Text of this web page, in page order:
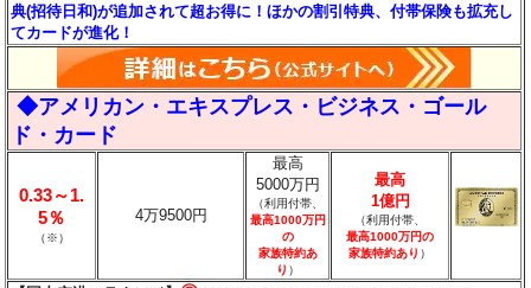
典(招待日和)が追加されて超お得に！ほかの割引特典、付帯保険も拡充し
てカードが進化！
◆アメリカン・エキスプレス・ビジネス・ゴール
ド・カード
0.33～1.
5％
（※）
4万9500円
最高
5000万円
（利用付帯、
最高1000万円
の
家族特約あ
り ）
最高
1億円
（利用付帯、
最高1000万円の
家族特約あり ）